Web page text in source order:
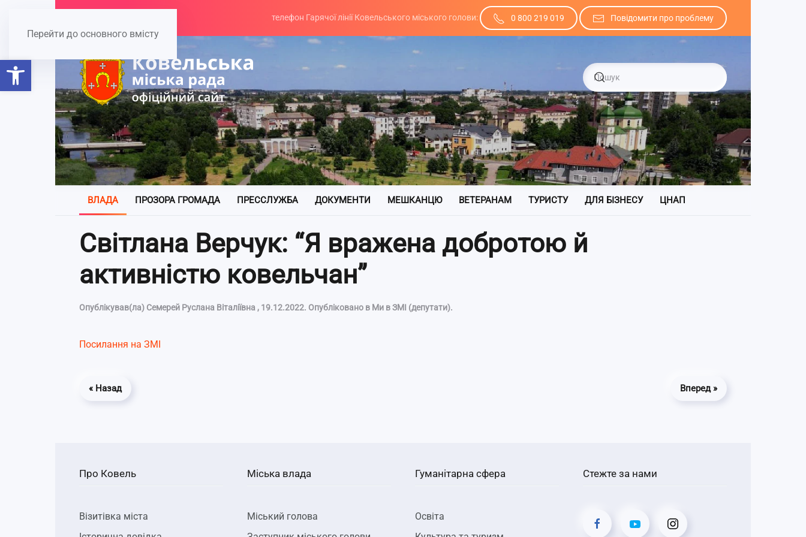
Відкрити Панель інструментів
Перейти до основного вмісту
телефон Гарячої лінії Ковельського міського голови: 0 800 219 019 Повідомити про проблему
ВЛАДА ПРОЗОРА ГРОМАДА ПРЕССЛУЖБА ДОКУМЕНТИ МЕШКАНЦЮ ВЕТЕРАНАМ ТУРИСТУ ДЛЯ БІЗНЕСУ ЦНАП
Світлана Верчук: “Я вражена добротою й
активністю ковельчан”
Опублікував(ла) Семерей Руслана Віталіївна , 19.12.2022. Опубліковано в Ми в ЗМІ (депутати).
Посилання на ЗМІ
« Назад Вперед »
Про Ковель
Візитівка міста
Міська влада
Міський голова
Гуманітарна сфера
Освіта
Стежте за нами